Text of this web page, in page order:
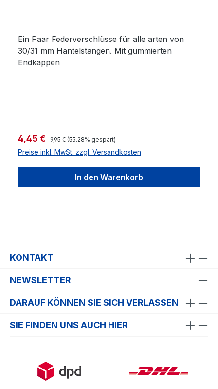
Ein Paar Federverschlüsse für alle arten von
30/31 mm Hantelstangen. Mit gummierten
Endkappen
Verkaufspreis:
4,45 € Regulärer Preis:
9,95 € (55.28% gespart)
Preise inkl. MwSt. zzgl. Versandkosten
In den Warenkorb
KONTAKT
NEWSLETTER
DARAUF KÖNNEN SIE SICH VERLASSEN
SIE FINDEN UNS AUCH HIER